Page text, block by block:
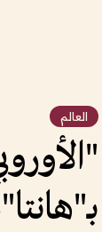
العالم